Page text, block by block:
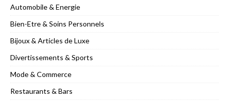
Automobile & Energie
Bien-Etre & Soins Personnels
Bijoux & Articles de Luxe
Divertissements & Sports
Mode & Commerce
Restaurants & Bars